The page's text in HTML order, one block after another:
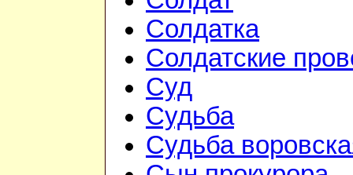
Солдатка
Солдатские
Суд
Судьба
Судьба